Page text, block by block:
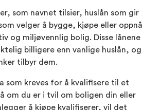
som navnet tilsier, huslån som gir
velger å bygge, kjøpe eller oppnå
og miljøvennlig bolig. Disse lånene
billigere enn vanlige huslån, og
tilbyr dem.
som kreves for å kvalifisere til et
om du er i tvil om boligen din eller
å kjøpe kvalifiserer, vil det